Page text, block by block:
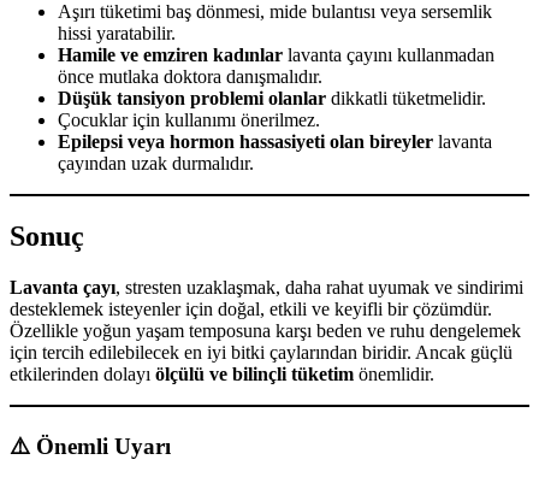
Aşırı tüketimi baş dönmesi, mide bulantısı veya sersemlik
hissi yaratabilir.
Hamile ve emziren kadınlar lavanta çayını kullanmadan
önce mutlaka doktora danışmalıdır.
Düşük tansiyon problemi olanlar dikkatli tüketmelidir.
Çocuklar için kullanımı önerilmez.
Epilepsi veya hormon hassasiyeti olan bireyler lavanta
çayından uzak durmalıdır.
Sonuç
Lavanta çayı, stresten uzaklaşmak, daha rahat uyumak ve sindirimi
desteklemek isteyenler için doğal, etkili ve keyifli bir çözümdür.
Özellikle yoğun yaşam temposuna karşı beden ve ruhu dengelemek
için tercih edilebilecek en iyi bitki çaylarından biridir. Ancak güçlü
etkilerinden dolayı ölçülü ve bilinçli tüketim önemlidir.
⚠️ Önemli Uyarı